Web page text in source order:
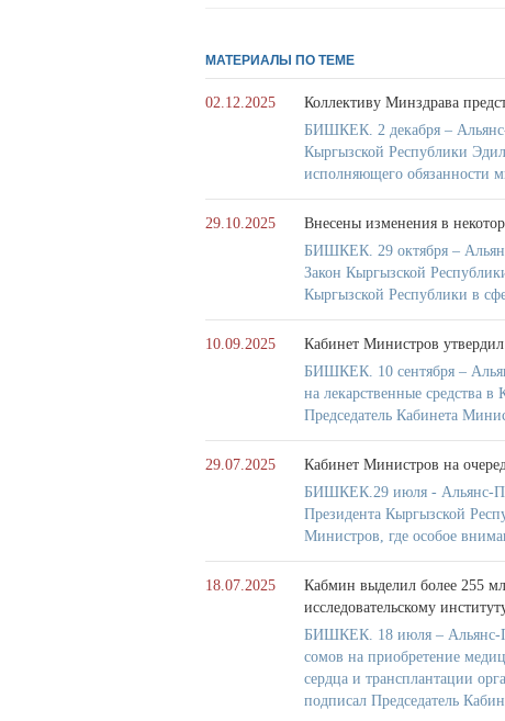
МАТЕРИАЛЫ ПО ТЕМЕ
02.12.2025
Коллективу Минздрава
БИШКЕК. 2 декабря – Альянс-
Кыргызской Республики
исполняющего обязанности
29.10.2025
Внесены изменения в
БИШКЕК. 29 октября –
Закон Кыргызской
Кыргызской Республики в
10.09.2025
Кабинет Министров
БИШКЕК. 10 сентября –
на лекарственные средства
Председатель Кабинета
29.07.2025
Кабинет Министров на
БИШКЕК.29 июля - Альянс-
Президента Кыргызской
Министров, где особое
18.07.2025
Кабмин выделил более 255
исследовательскому
БИШКЕК. 18 июля – Альянс-
сомов на приобретение
сердца и трансплантации
подписал Председатель